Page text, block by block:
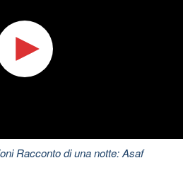
Racconto di una notte: Asaf